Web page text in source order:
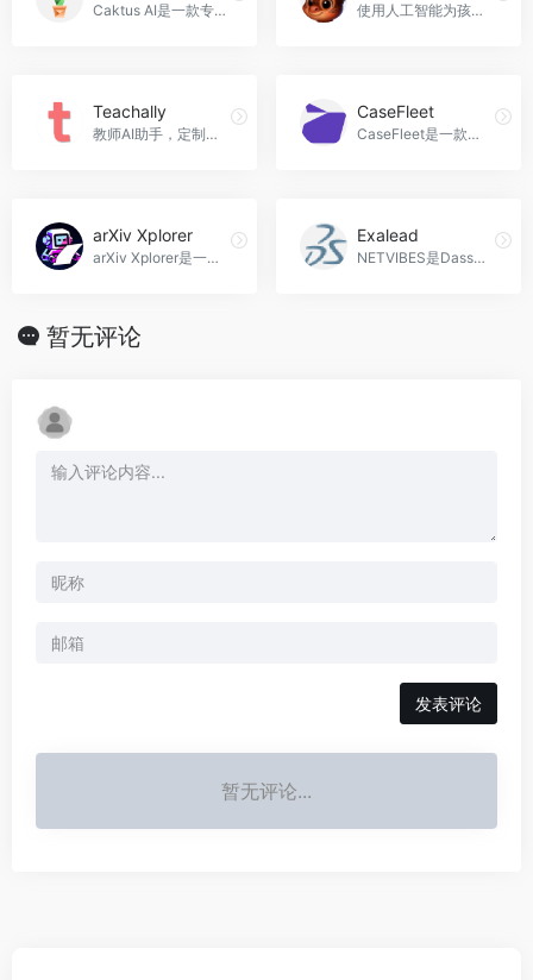
Caktus AI是一款专为学生打造的最强大的人工智能助手，可以帮助学生快速撰写文章、解决问题、编写代码等等，Caktus AI官网入口网址 使用人工智能为孩子创建个性化的童话故事。
Teachally
教师AI助手，定制课程，连接学生和家长，节省时间，Teachally官网入口网址
CaseFleet
CaseFleet是一款为律师和律师事务所设计的案件管理软件，帮助律师构建更强大的案件，提高案件处理效率和胜诉率，CaseFleet官网入口网址
arXiv Xplorer
arXiv Xplorer是一款针对arXiv的语义搜索引擎，帮助用户快速准确地检索学术论文，arXiv Xplorer官网入口网址
Exalead
NETVIBES是Dassault Systèmes推出的信息智能解决方案，通过虚拟双生体验和集体知识资本化，帮助企业进行数据驱动的决策，提升创新和竞争力，Exalead官网入口网址
暂无评论
发表评论
暂无评论...